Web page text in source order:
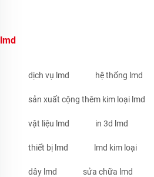
lmd
dịch vụ lmd hệ thống lmd
sản xuất cộng thêm kim loại lmd
vật liệu lmd in 3d lmd
thiết bị lmd lmd kim loại
dây lmd sửa chữa lmd